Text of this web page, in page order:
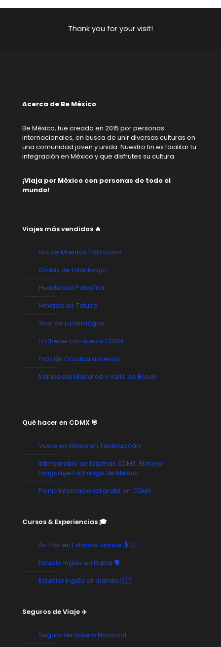
Thank you for your visit!
Acerca de Be México
Be México, fue creada en 2015 por personas
internacionales, en busca de unir diversas culturas en
una comunidad joven y unida. Nuestro fin es facilitar tu
integración en México y que disfrutes su cultura.
¡Viaja por México con personas de todo el
mundo!
Viajes más vendidos 🔥
Dia de Muertos Pátzcuaro
Grutas de tolantongo
Huasteaca Potosína
Nevado de Toluca
Tour de Luciernagas
El Chepe con vuelos CDMX
Pico de Orizaba ascenso
Mariposas Monarca y Valle de Bravo
Qué hacer en CDMX 🎯
Vuelo en Globo en Teotihuacán
Intercambio de Idiomas CDMX: El mejor
Language Exchange de México
Picnic Internacional gratis en CDMX
Cursos & Experiencias 🎓
Au Pair en Estados Unidos 🤱🏻
Estudia Inglés en Dubai 🗣️
Estudiar Inglés en Irlanda 🇮🇪
Seguros de Viaje ✈️
Seguro de viajero Nacional